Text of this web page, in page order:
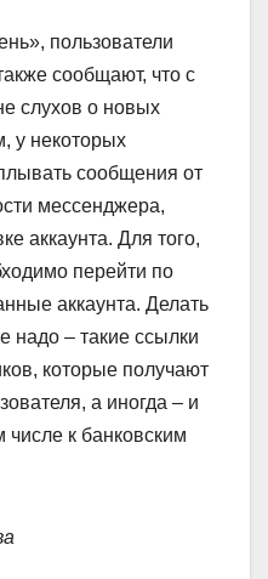
пользователи
сообщают, что с
слухов о новых
у некоторых
сообщения от
мессенджера,
аккаунта. Для того,
перейти по
аккаунта. Делать
надо – такие ссылки
которые получают
а иногда – и
числе к банковским